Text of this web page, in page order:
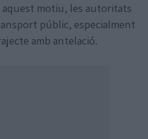
aquest motiu, les autoritats
públic, especialment
amb antelació.